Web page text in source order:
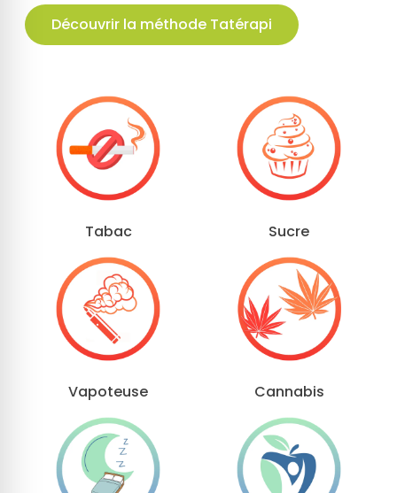
Découvrir la méthode Tatérapi
Tabac Sucre
Vapoteuse Cannabis